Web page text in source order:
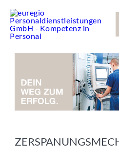
Inhalt
springen